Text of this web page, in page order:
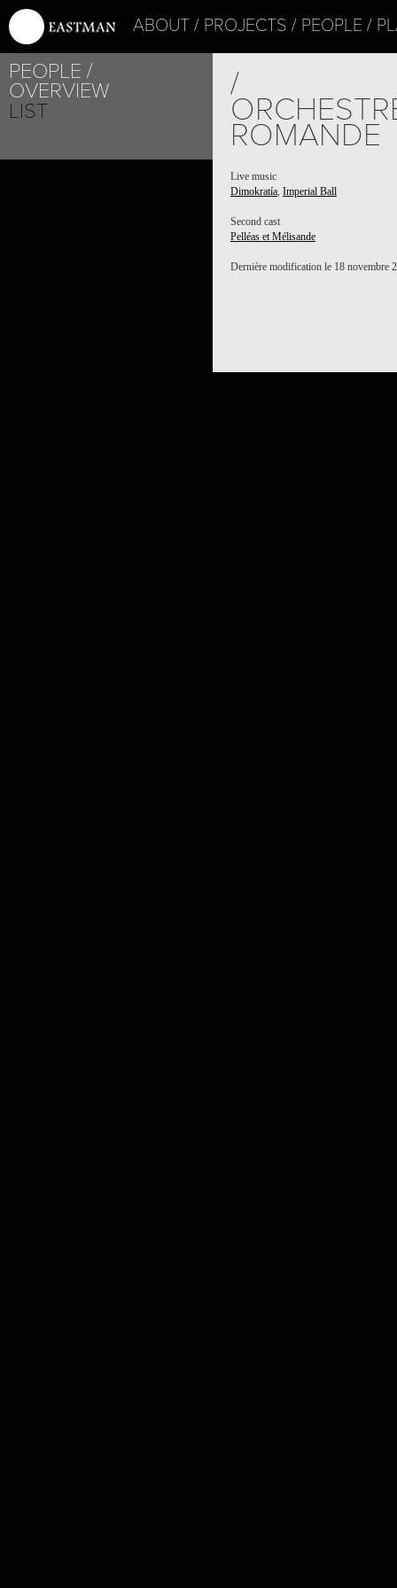
ABOUT PROJECTS PEOPLE
PEOPLE
OVERVIEW
LIST
/
ROMANDE
Live music
Dimokratía, Imperial Ball
Second cast
Pelléas et Mélisande
Dernière modification le 18 novembre